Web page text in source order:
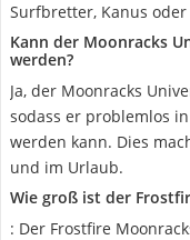
Surfbretter, Kanus
Kann der Moonracks
werden?
Ja, der Moonracks
sodass er problemlos
werden kann. Dies
und im Urlaub.
Wie groß ist der
: Der Frostfire